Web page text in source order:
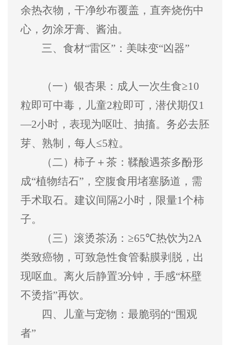
余热衣物，干净纱布覆盖，直奔烧伤中
心，勿涂牙膏、酱油。
三、 食材“雷区” ：美味变“凶器”
（一） 银杏果：成人一次生食≥10
粒即可中毒，儿童2粒即可，潜伏期仅 1
—2小时，表现为呕吐、抽搐。务必去胚
芽、熟制，每人 ≤5粒。
（二） 柿子＋茶：鞣酸遇茶多酚形
成“植物结石” ，空腹食用堵塞肠道，需
手术取石。建议间隔2小时，限量1个柿
子。
（三） 滚烫茶汤： ≥65℃热饮为2A
类致癌物，可致急性食管黏膜剥脱，出
现呕血。离火后静置3分钟，手感“杯壁
不烫指”再饮。
四、
儿童与宠物 ：最脆弱的“围观
者”